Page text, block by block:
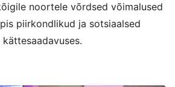
noortele võrdsed võimalused
piirkondlikud ja sotsiaalsed